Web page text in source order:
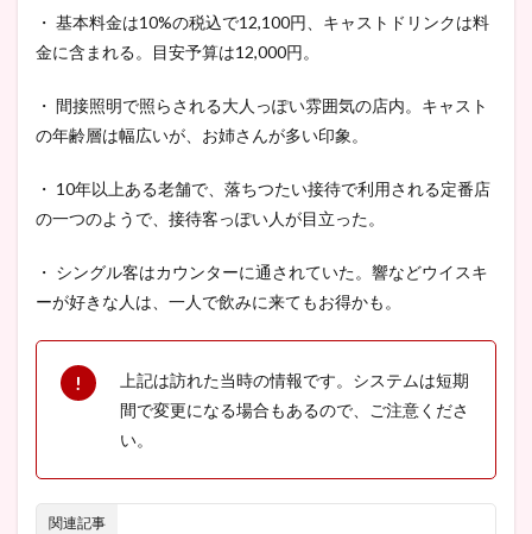
・ 基本料金は10%の税込で12,100円、キャストドリンクは料
金に含まれる。目安予算は12,000円。
・ 間接照明で照らされる大人っぽい雰囲気の店内。キャスト
の年齢層は幅広いが、お姉さんが多い印象。
・ 10年以上ある老舗で、落ちつたい接待で利用される定番店
の一つのようで、接待客っぽい人が目立った。
・ シングル客はカウンターに通されていた。響などウイスキ
ーが好きな人は、一人で飲みに来てもお得かも。
上記は訪れた当時の情報です。システムは短期
間で変更になる場合もあるので、ご注意くださ
い。
関連記事